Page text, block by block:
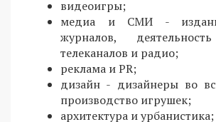
видеоигры;
медиа и СМИ -
журналов,
телеканалов и радио;
реклама и PR;
дизайн - дизайнеры во
производство игрушек;
архитектура и урбанистика;